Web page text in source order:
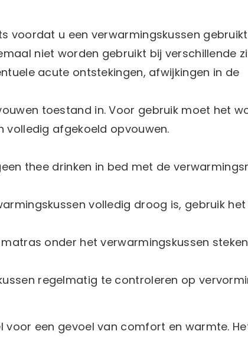
voordat u een verwarmingskussen
niet worden gebruikt bij verschillende
acute ontstekingen, afwijkingen in de
toestand in. Voor gebruik moet het
volledig afgekoeld opvouwen.
thee drinken in bed met de
volledig droog is, gebruik het
onder het verwarmingskussen
regelmatig te controleren op
voor een gevoel van comfort en warmte.